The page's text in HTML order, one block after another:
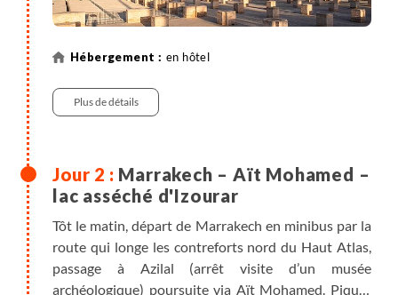
en hôtel
Plus de détails
Marrakech – Aït Mohamed –
lac asséché d'Izourar
Tôt le matin, départ de Marrakech en minibus par la
route qui longe les contreforts nord du Haut Atlas,
passage à Azilal (arrêt visite d’un musée
archéologique) poursuite via Aït Mohamed. Pique-